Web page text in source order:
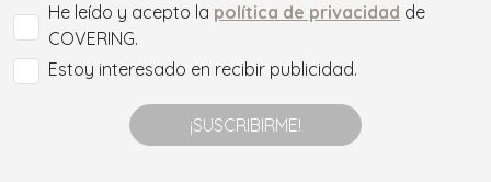
He leído y acepto la política de privacidad de
COVERING.
Estoy interesado en recibir publicidad.
¡SUSCRIBIRME!